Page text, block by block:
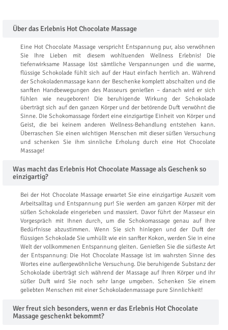
Über das Erlebnis Hot Chocolate Massage
Eine Hot Chocolate Massage verspricht Entspannung pur, also verwöhnen
Sie Ihre Lieben mit diesem wohltuenden Wellness Erlebnis! Die
tiefenwirksame Massage löst sämtliche Verspannungen und die warme,
flüssige Schokolade fühlt sich auf der Haut einfach herrlich an. Während
der Schokoladenmassage kann der Beschenke komplett abschalten und die
sanften Handbewegungen des Masseurs genießen – danach wird er sich
fühlen wie neugeboren! Die beruhigende Wirkung der Schokolade
überträgt sich auf den ganzen Körper und der betörende Duft verwöhnt die
Sinne. Die Schokomassage fördert eine einzigartige Einheit von Körper und
Geist, die bei keinem anderen Wellness-Behandlung entstehen kann.
Überraschen Sie einen wichtigen Menschen mit dieser süßen Versuchung
und schenken Sie ihm sinnliche Erholung durch eine Hot Chocolate
Massage!
Was macht das Erlebnis Hot Chocolate Massage als Geschenk so
einzigartig?
Bei der Hot Chocolate Massage erwartet Sie eine einzigartige Auszeit vom
Arbeitsalltag und Entspannung pur! Sie werden am ganzen Körper mit der
süßen Schokolade eingerieben und massiert. Davor führt der Masseur ein
Vorgespräch mit Ihnen durch, um die Schokomassage genau auf Ihre
Bedürfnisse abzustimmen. Wenn Sie sich hinlegen und der Duft der
flüssigen Schokolade Sie umhüllt wie ein sanfter Kokon, werden Sie in eine
Welt der vollkommenen Entspannung gleiten. Genießen Sie die süßeste Art
der Entspannung: Die Hot Chocolate Massage ist im wahrsten Sinne des
Wortes eine außergewöhnliche Versuchung. Die beruhigende Substanz der
Schokolade überträgt sich während der Massage auf Ihren Körper und ihr
süßer Duft wird Sie noch sehr lange umgeben. Schenken Sie einem
geliebten Menschen mit einer Schokoladenmassage pure Sinnlichkeit!
Wer freut sich besonders, wenn er das Erlebnis Hot Chocolate
Massage geschenkt bekommt?